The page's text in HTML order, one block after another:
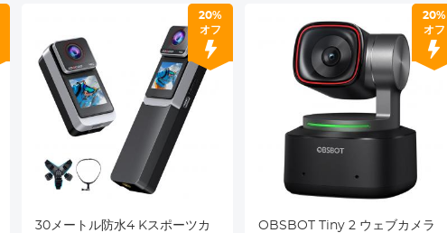
20%
オフ
30メートル防水4 Kスポーツカ
20%
オフ
OBSBOT Tiny 2 ウェブカメラ